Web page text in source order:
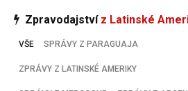
Zpravodajství z Latinské
VŠE SPRÁVY Z PARAGUAJA
ZPRÁVY Z LATINSKÉ AMERIKY